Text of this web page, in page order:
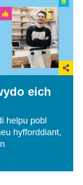
eich
helpu pobl
hyfforddiant,